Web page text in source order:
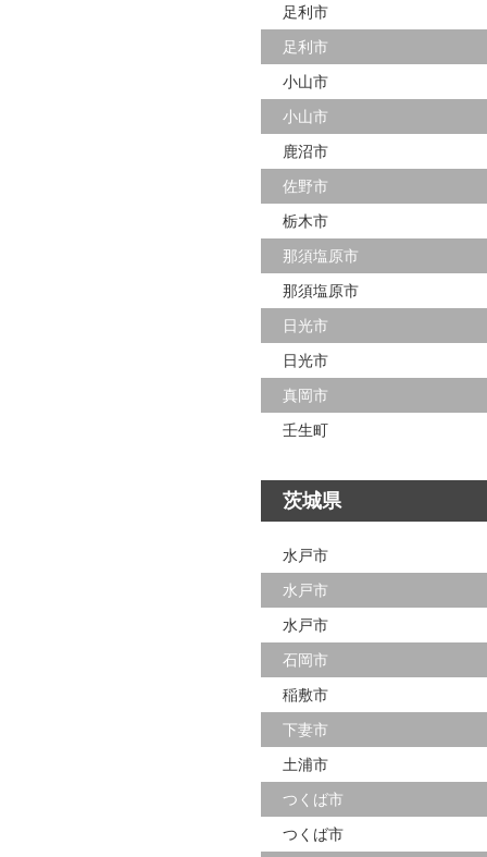
足利市
足利市
小山市
小山市
鹿沼市
佐野市
栃木市
那須塩原市
那須塩原市
日光市
日光市
真岡市
壬生町
茨城県
水戸市
水戸市
水戸市
石岡市
稲敷市
下妻市
土浦市
つくば市
つくば市